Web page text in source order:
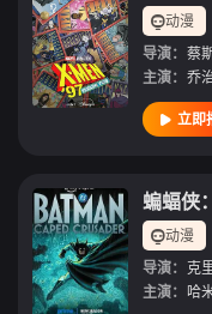
动漫
导演： 蔡
主演： 乔
立即
蝙蝠侠
动漫
导演： 克
主演： 哈